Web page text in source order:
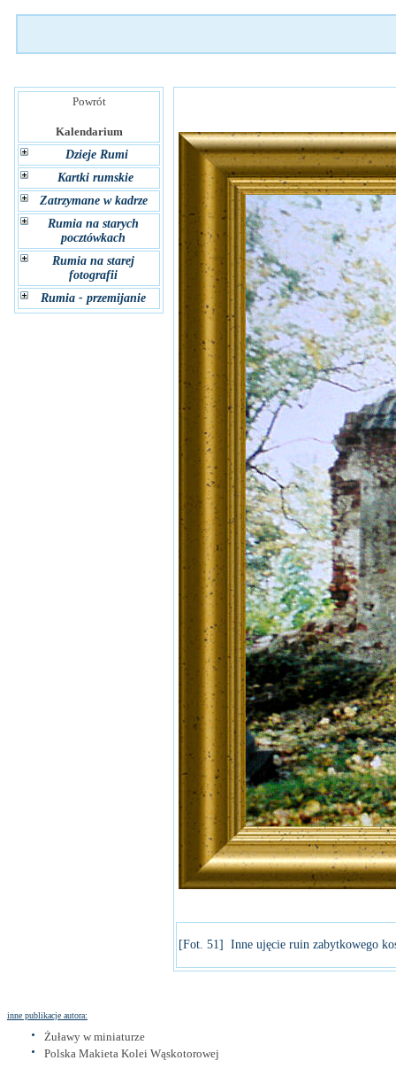
Powrót
Kalendarium
Dzieje Rumi
Kartki rumskie
Zatrzymane w kadrze
Rumia na starych
pocztówkach
Rumia na starej
fotografii
Rumia - przemijanie
[Fot. 51] Inne ujęcie ruin zabytkowego
inne publikacje autora:
Żuławy w miniaturze
Polska Makieta Kolei Wąskotorowej